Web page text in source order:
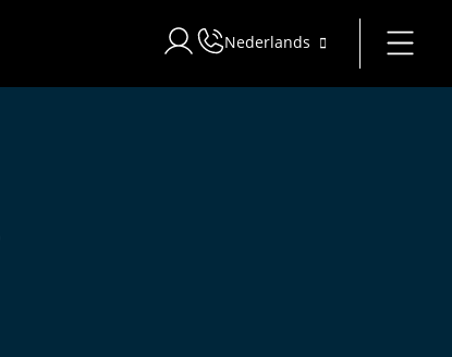
Inloggen bij Star Traveler of
Nederlands